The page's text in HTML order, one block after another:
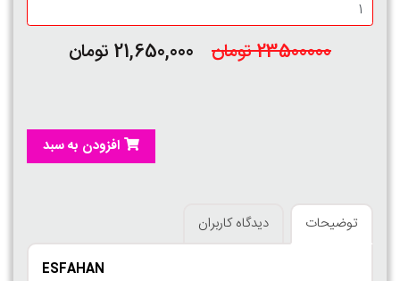
23500000 تومان 21,650,000 تومان
افزودن به سبد
توضیحات دیدگاه کاربران
ESFAHAN